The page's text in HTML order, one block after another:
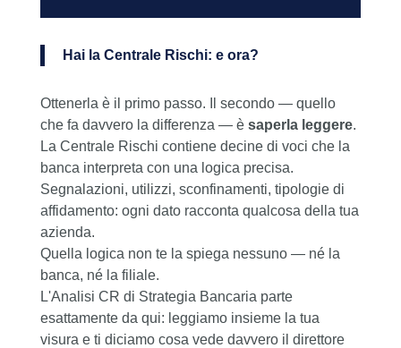
Hai la Centrale Rischi: e ora?
Ottenerla è il primo passo. Il secondo — quello
che fa davvero la differenza — è saperla leggere.
La Centrale Rischi contiene decine di voci che la
banca interpreta con una logica precisa.
Segnalazioni, utilizzi, sconfinamenti, tipologie di
affidamento: ogni dato racconta qualcosa della tua
azienda.
Quella logica non te la spiega nessuno — né la
banca, né la filiale.
L'Analisi CR di Strategia Bancaria parte
esattamente da qui: leggiamo insieme la tua
visura e ti diciamo cosa vede davvero il direttore